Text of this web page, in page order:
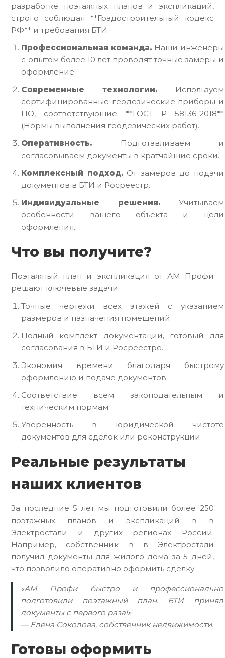
разработке поэтажных планов и экспликаций,
строго соблюдая **Градостроительный кодекс
РФ** и требования БТИ.
Профессиональная команда. Наши инженеры
с опытом более 10 лет проводят точные замеры и
оформление.
Современные технологии. Используем
сертифицированные геодезические приборы и
ПО, соответствующие **ГОСТ Р 58136-2018**
(Нормы выполнения геодезических работ).
Оперативность. Подготавливаем и
согласовываем документы в кратчайшие сроки.
Комплексный подход.От замеров до подачи
документов в БТИ и Росреестр.
Индивидуальные решения. Учитываем
особенности вашего объекта и цели
оформления.
Что вы получите?
Поэтажный план и экспликация от АМ Профи
решают ключевые задачи:
Точные чертежи всех этажей с указанием
размеров и назначения помещений.
Полный комплект документации, готовый для
согласования в БТИ и Росреестре.
Экономия времени благодаря быстрому
оформлению и подаче документов.
Соответствие всем законодательным и
техническим нормам.
Уверенность в юридической чистоте
документов для сделок или реконструкции.
Реальные результаты
наших клиентов
За последние 5 лет мы подготовили более 250
поэтажных планов и экспликаций в в
Электростали и других регионах России.
Например, собственник в в Электростали
получил документы для жилого дома за 5 дней,
что позволило оперативно оформить сделку.
«АМ Профи быстро и профессионально
подготовили поэтажный план. БТИ принял
документы с первого раза!»
— Елена Соколова, собственник недвижимости.
Готовы оформить